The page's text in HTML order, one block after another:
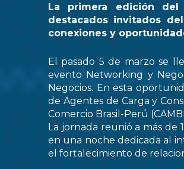
La primera edición
destacados invitados
conexiones y
El pasado 5 de marzo se
evento Networking y
Negocios. En esta
de Agentes de Carga y
Comercio Brasil-Perú
La jornada reunió a más de
en una noche dedicada al
el fortalecimiento de